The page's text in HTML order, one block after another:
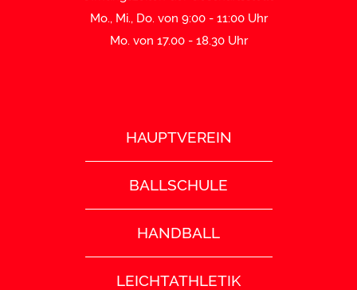
Mo., Mi., Do. von 9:00 - 11:00 Uhr
Mo. von 17.00 - 18.30 Uhr
HAUPTVEREIN
BALLSCHULE
HANDBALL
LEICHTATHLETIK